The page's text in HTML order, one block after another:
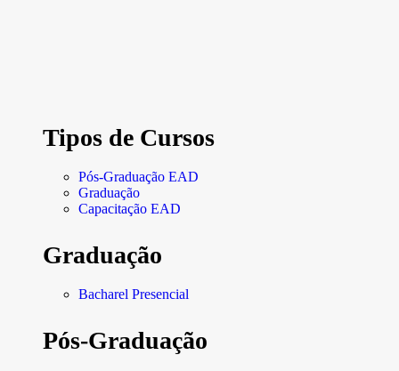
Tipos de Cursos
Pós-Graduação EAD
Graduação
Capacitação EAD
Graduação
Bacharel Presencial
Pós-Graduação